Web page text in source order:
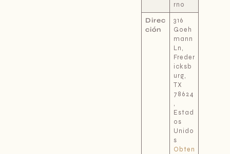
rno
Direc
ción
316
Goeh
mann
Ln,
Freder
icksb
urg,
TX
78624
,
Estad
os
Unido
s
Obten